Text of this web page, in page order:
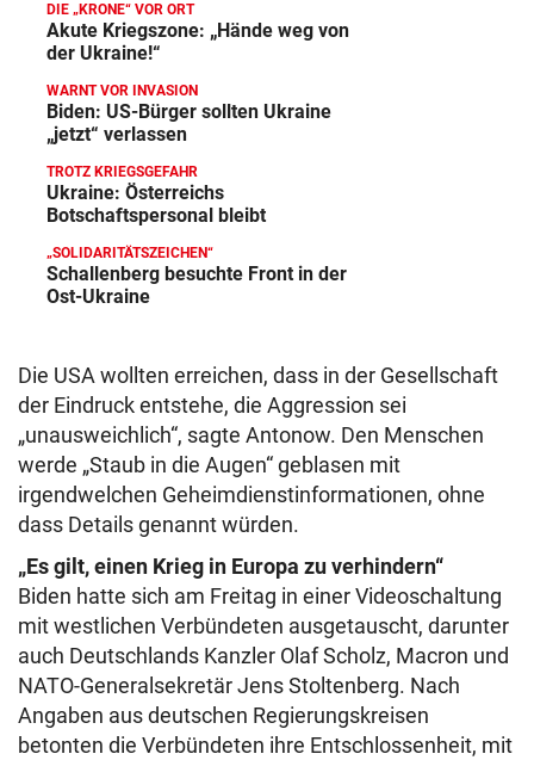
DIE „KRONE“ VOR ORT
Akute Kriegszone: „Hände weg von
der Ukraine!“
WARNT VOR INVASION
Biden: US-Bürger sollten Ukraine
„jetzt“ verlassen
TROTZ KRIEGSGEFAHR
Ukraine: Österreichs
Botschaftspersonal bleibt
„SOLIDARITÄTSZEICHEN“
Schallenberg besuchte Front in der
Ost-Ukraine
Die USA wollten erreichen, dass in der Gesellschaft
der Eindruck entstehe, die Aggression sei
„unausweichlich“, sagte Antonow. Den Menschen
werde „Staub in die Augen“ geblasen mit
irgendwelchen Geheimdienstinformationen, ohne
dass Details genannt würden.
„Es gilt, einen Krieg in Europa zu verhindern“
Biden hatte sich am Freitag in einer Videoschaltung
mit westlichen Verbündeten ausgetauscht, darunter
auch Deutschlands Kanzler Olaf Scholz, Macron und
NATO-Generalsekretär Jens Stoltenberg. Nach
Angaben aus deutschen Regierungskreisen
betonten die Verbündeten ihre Entschlossenheit, mit